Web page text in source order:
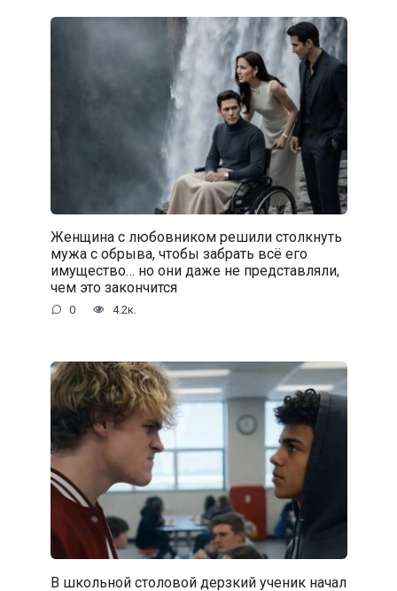
Женщина с любовником решили столкнуть
мужа с обрыва, чтобы забрать всё его
имущество… но они даже не представляли,
чем это закончится
0 4.2к.
В школьной столовой дерзкий ученик начал